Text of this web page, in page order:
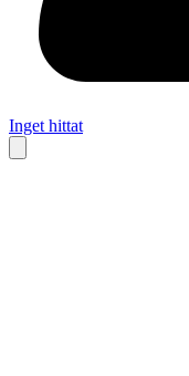
Inget hittat